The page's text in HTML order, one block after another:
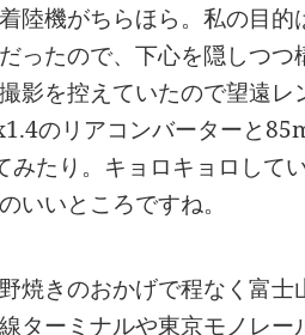
陸機がちらほら。私の目的
ったので、下心を隠しつ
影を控えていたので望遠
のリアコンバーターと
たり。キョロキョロして
いいところですね。
焼きのおかげで程なく富士
ターミナルや東京モノレー